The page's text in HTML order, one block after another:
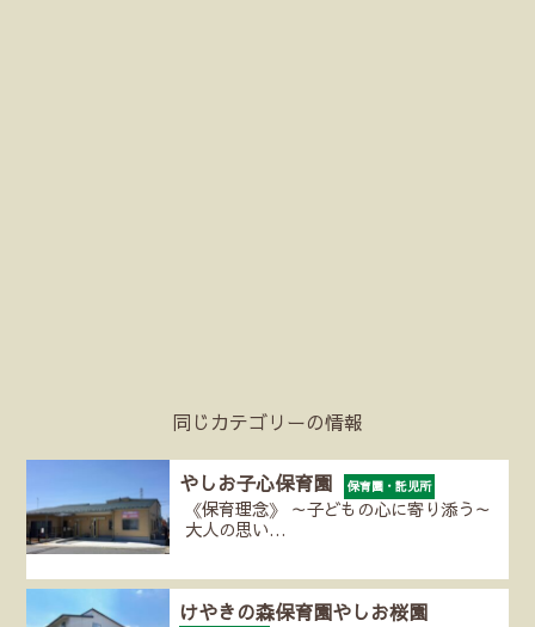
同じカテゴリーの情報
やしお子心保育園 保育園・託児所
《保育理念》 ～子どもの心に寄り添う～
大人の思い…
けやきの森保育園やしお桜園